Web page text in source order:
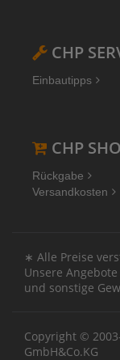
CHP
Einbautipps
CHP
Rückgabe
Versandkosten
∗ Alle Preise
Unsere
und sonstige
Copyright ©
GmbH&Co.KG